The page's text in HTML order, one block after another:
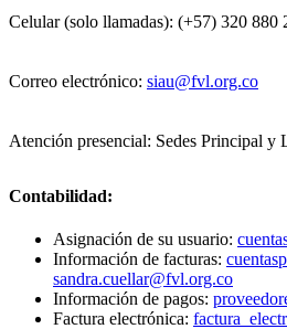
Celular (solo llamadas): (+57) 320 880
Correo electrónico: siau@fvl.org.co
Atención presencial: Sedes Principal y
Contabilidad:
Asignación de su usuario:
Información de facturas:
sandra.cuellar@fvl.org.co
Información de pagos:
Factura electrónica: